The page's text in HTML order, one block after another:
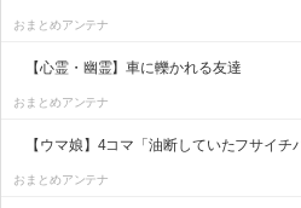
おまとめアンテナ
【心霊・幽霊】車に轢かれる友達
おまとめアンテナ
【ウマ娘】4コマ「油断していたフサイチ
おまとめアンテナ